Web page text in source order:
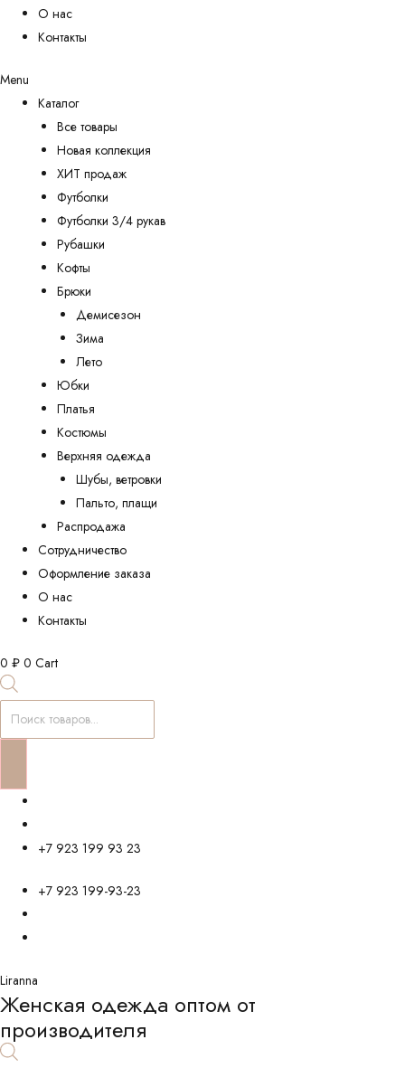
О нас
Контакты
Menu
Каталог
Все товары
Новая коллекция
ХИТ продаж
Футболки
Футболки 3/4 рукав
Рубашки
Кофты
Брюки
Демисезон
Зима
Лето
Юбки
Платья
Костюмы
Верхняя одежда
Шубы, ветровки
Пальто, плащи
Распродажа
Сотрудничество
Оформление заказа
О нас
Контакты
0 ₽ 0 Cart
Поиск
товаров
+7 923 199 93 23
+7 923 199-93-23
Liranna
Женская одежда оптом от
производителя